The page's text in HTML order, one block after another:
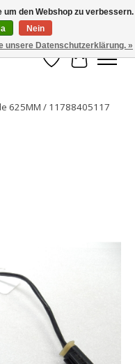
Wunschzettel
Ihr
625MM / 11788405117
den Webshop zu verbessern.
Nein
unsere Datenschutzerklärung. »